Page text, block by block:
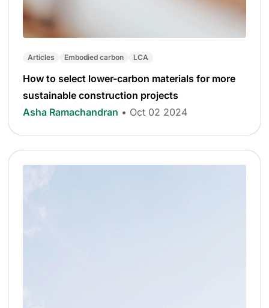
Articles Embodied carbon LCA
How to select lower-carbon materials for more
sustainable construction projects
Asha Ramachandran • Oct 02 2024